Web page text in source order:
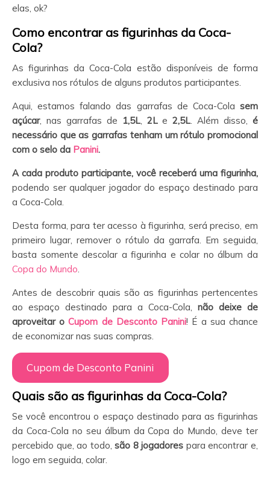
elas, ok?
Como encontrar as figurinhas da Coca-
Cola?
As figurinhas da Coca-Cola estão disponíveis de forma
exclusiva nos rótulos de alguns produtos participantes.
Aqui, estamos falando das garrafas de Coca-Cola sem
açúcar, nas garrafas de 1,5L, 2Le2,5L . Além disso,é
necessário que as garrafas tenham um rótulo promocional
com o selo da Panini.
A cada produto participante, você receberá uma figurinha,
podendo ser qualquer jogador do espaço destinado para
a Coca-Cola.
Desta forma, para ter acesso à figurinha, será preciso, em
primeiro lugar, remover o rótulo da garrafa. Em seguida,
basta somente descolar a figurinha e colar no álbum da
Copa do Mundo
Antes de descobrir quais são as figurinhas pertencentes
ao espaço destinado para a Coca-Cola, não deixe de
aproveitar oCupom de Desconto Panini! É a sua chance
de economizar nas suas compras.
Cupom de Desconto Panini
Quais são as figurinhas da Coca-Cola?
Se você encontrou o espaço destinado para as figurinhas
da Coca-Cola no seu álbum da Copa do Mundo, deve ter
percebido que, ao todo,são 8 jogadores para encontrar e,
logo em seguida, colar.